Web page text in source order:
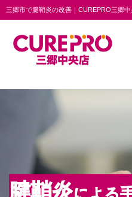
三郷市で腱鞘炎の改善｜CUREPRO三郷
腱鞘炎による